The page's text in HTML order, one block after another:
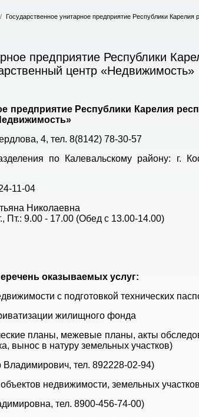
/
Государственное унитарное предприятие Республики Карелия
предприятие Республики
центр «Недвижимость»
предприятие Республики Карелия
4, тел. 8(8142) 78-30-57
по Калевальскому району: г.
11-04
Николаевна
Пт.: 9.00 - 17.00 (Обед с 13.00-14.00)
оказываемых услуг:
с подготовкой технических
жилищного фонда
планы, межевые планы, акты
вынос в натуру земельных участков)
тел. 892228-02-94)
недвижимости, земельных участков
тел. 8900-456-74-00)